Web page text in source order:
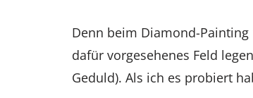
Denn beim Diamond-
dafür vorgesehenes Feld
Geduld). Als ich es probiert